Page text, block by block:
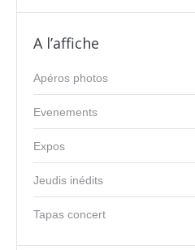
A l’affiche
Apéros photos
Evenements
Expos
Jeudis inédits
Tapas concert